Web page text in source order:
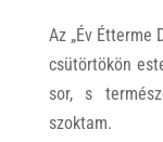
Az „Év Étterme
csütörtökön
sor, s
szoktam.